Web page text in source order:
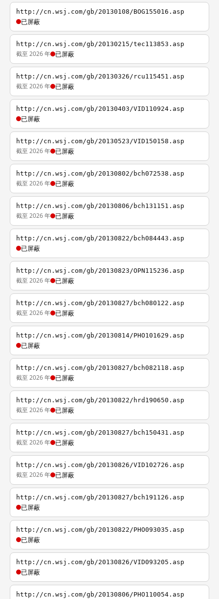
http://cn.wsj.com/gb/20130108/BOG155016.asp
已屏蔽
http://cn.wsj.com/gb/20130215/tec113853.asp
截至 2026 年 已屏蔽
http://cn.wsj.com/gb/20130326/rcu115451.asp
截至 2026 年 已屏蔽
http://cn.wsj.com/gb/20130403/VID110924.asp
已屏蔽
http://cn.wsj.com/gb/20130523/VID150158.asp
截至 2026 年 已屏蔽
http://cn.wsj.com/gb/20130802/bch072538.asp
截至 2026 年 已屏蔽
http://cn.wsj.com/gb/20130806/bch131151.asp
截至 2026 年 已屏蔽
http://cn.wsj.com/gb/20130822/bch084443.asp
已屏蔽
http://cn.wsj.com/gb/20130823/OPN115236.asp
截至 2026 年 已屏蔽
http://cn.wsj.com/gb/20130827/bch080122.asp
截至 2026 年 已屏蔽
http://cn.wsj.com/gb/20130814/PHO101629.asp
已屏蔽
http://cn.wsj.com/gb/20130827/bch082118.asp
截至 2026 年 已屏蔽
http://cn.wsj.com/gb/20130822/hrd190650.asp
截至 2026 年 已屏蔽
http://cn.wsj.com/gb/20130827/bch150431.asp
截至 2026 年 已屏蔽
http://cn.wsj.com/gb/20130826/VID102726.asp
截至 2026 年 已屏蔽
http://cn.wsj.com/gb/20130827/bch191126.asp
已屏蔽
http://cn.wsj.com/gb/20130822/PHO093035.asp
已屏蔽
http://cn.wsj.com/gb/20130826/VID093205.asp
已屏蔽
http://cn.wsj.com/gb/20130806/PHO110054.asp